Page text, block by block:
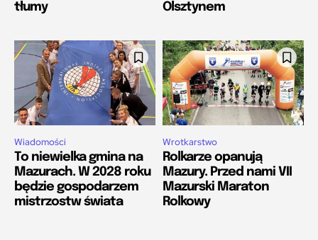
tłumy
Olsztynem
Wiadomości
To niewielka gmina na
Mazurach. W 2028 roku
będzie gospodarzem
mistrzostw świata
Wrotkarstwo
Rolkarze opanują
Mazury. Przed nami VII
Mazurski Maraton
Rolkowy